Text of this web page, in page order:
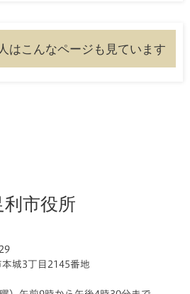
はこんなページも見ています
利市役所
城3丁目2145番地